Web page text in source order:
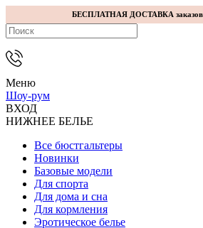
БЕСПЛАТНАЯ ДОСТАВКА заказов
Меню
Шоу-рум
ВХОД
НИЖНЕЕ БЕЛЬЕ
Все бюстгальтеры
Новинки
Базовые модели
Для спорта
Для дома и сна
Для кормления
Эротическое белье